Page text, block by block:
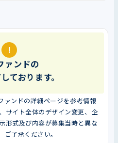
!
ァンドの
ております。
ァンドの詳細ページを参考情報
サイト全体のデザイン変更、企
形式及び内容が募集当時と異な
ご了承ください。